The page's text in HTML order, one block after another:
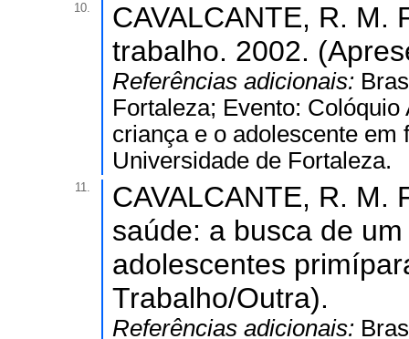
10.
CAVALCANTE, R. M.
trabalho. 2002.
Referências adicionais:
Fortaleza; Evento:
criança e o adolescente em
Universidade de Fortaleza.
11.
CAVALCANTE, R. M.
saúde: a busca de
adolescentes
Trabalho/Outra).
Referências adicionais: